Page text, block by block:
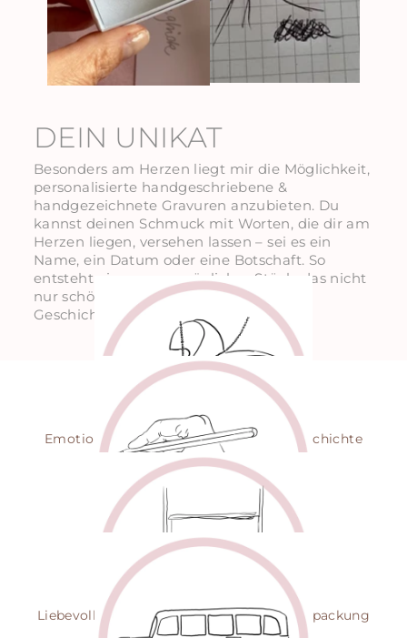
DEIN UNIKAT
Besonders am Herzen liegt mir die Möglichkeit,
personalisierte handgeschriebene &
handgezeichnete Gravuren anzubieten. Du
kannst deinen Schmuck mit Worten, die dir am
Herzen liegen, versehen lassen – sei es ein
Name, ein Datum oder eine Botschaft. So
entsteht ein ganz persönliches Stück, das nicht
nur schön aussieht, sondern auch eine
Geschichte erzählt.
EINZIGARTIG
Emotionsschmuck mit persönlicher Geschichte
HANDGEZEICHNET
Jede Gravur mit Herz
- einzigartig persönlich
Liebevoll gepackt in zertifizierter Eco-Verpackung